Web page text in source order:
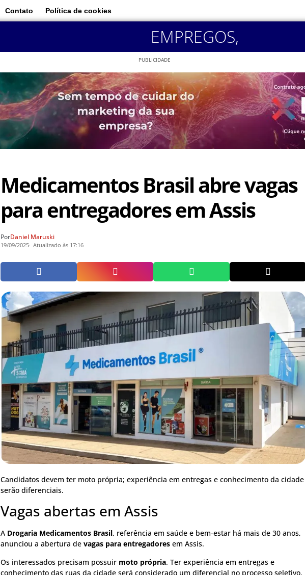
Contato Política de cookies
EMPREGOS,
PUBLICIDADE
Medicamentos Brasil abre vagas
para entregadores em Assis
PorDaniel Maruski
19/09/2025 Atualizado às 17:16
Candidatos devem ter moto própria; experiência em entregas e conhecimento da cidade
serão diferenciais.
Vagas abertas em Assis
A Drogaria Medicamentos Brasil, referência em saúde e bem-estar há mais de 30 anos,
anunciou a abertura de vagas para entregadores em Assis.
Os interessados precisam possuir moto própria. Ter experiência em entregas e
conhecimento das ruas da cidade será considerado um diferencial no processo seletivo.